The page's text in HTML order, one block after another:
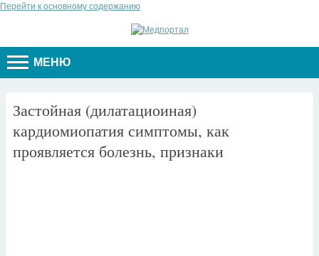
Перейти к основному содержанию
МЕНЮ
Застойная (дилатациоиная)
кардиомиопатия симптомы, как
проявляется болезнь, признаки